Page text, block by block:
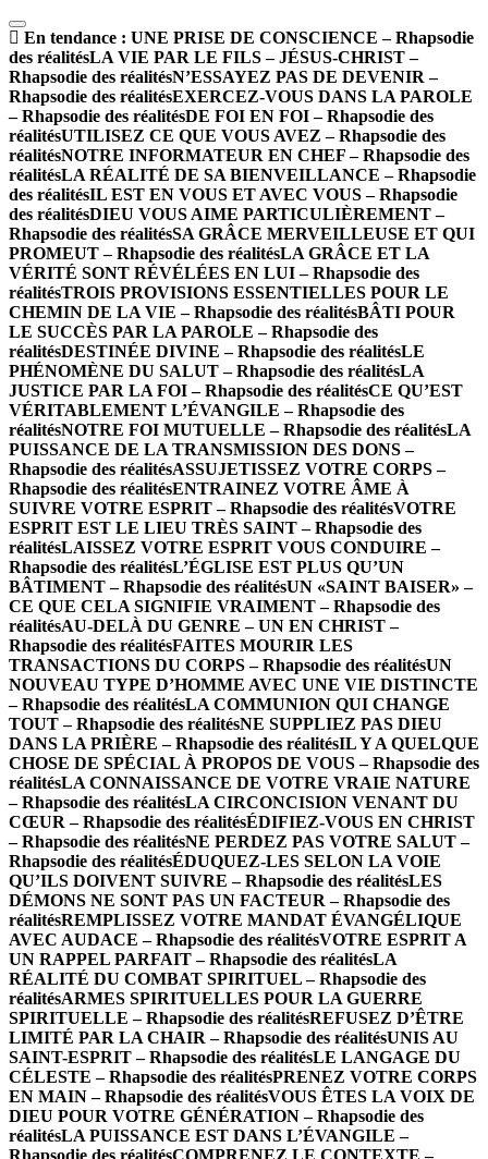
En tendance : UNE PRISE DE CONSCIENCE – Rhapsodie
des réalitésLA VIE PAR LE FILS – JÉSUS-CHRIST –
Rhapsodie des réalitésN’ESSAYEZ PAS DE DEVENIR –
Rhapsodie des réalitésEXERCEZ-VOUS DANS LA PAROLE
– Rhapsodie des réalitésDE FOI EN FOI – Rhapsodie des
réalitésUTILISEZ CE QUE VOUS AVEZ – Rhapsodie des
réalitésNOTRE INFORMATEUR EN CHEF – Rhapsodie des
réalitésLA RÉALITÉ DE SA BIENVEILLANCE – Rhapsodie
des réalitésIL EST EN VOUS ET AVEC VOUS – Rhapsodie
des réalitésDIEU VOUS AIME PARTICULIÈREMENT –
Rhapsodie des réalitésSA GRÂCE MERVEILLEUSE ET QUI
PROMEUT – Rhapsodie des réalitésLA GRÂCE ET LA
VÉRITÉ SONT RÉVÉLÉES EN LUI – Rhapsodie des
réalitésTROIS PROVISIONS ESSENTIELLES POUR LE
CHEMIN DE LA VIE – Rhapsodie des réalitésBÂTI POUR
LE SUCCÈS PAR LA PAROLE – Rhapsodie des
réalitésDESTINÉE DIVINE – Rhapsodie des réalitésLE
PHÉNOMÈNE DU SALUT – Rhapsodie des réalitésLA
JUSTICE PAR LA FOI – Rhapsodie des réalitésCE QU’EST
VÉRITABLEMENT L’ÉVANGILE – Rhapsodie des
réalitésNOTRE FOI MUTUELLE – Rhapsodie des réalitésLA
PUISSANCE DE LA TRANSMISSION DES DONS –
Rhapsodie des réalitésASSUJETISSEZ VOTRE CORPS –
Rhapsodie des réalitésENTRAINEZ VOTRE ÂME À
SUIVRE VOTRE ESPRIT – Rhapsodie des réalitésVOTRE
ESPRIT EST LE LIEU TRÈS SAINT – Rhapsodie des
réalitésLAISSEZ VOTRE ESPRIT VOUS CONDUIRE –
Rhapsodie des réalitésL’ÉGLISE EST PLUS QU’UN
BÂTIMENT – Rhapsodie des réalitésUN «SAINT BAISER» –
CE QUE CELA SIGNIFIE VRAIMENT – Rhapsodie des
réalitésAU-DELÀ DU GENRE – UN EN CHRIST –
Rhapsodie des réalitésFAITES MOURIR LES
TRANSACTIONS DU CORPS – Rhapsodie des réalitésUN
NOUVEAU TYPE D’HOMME AVEC UNE VIE DISTINCTE
– Rhapsodie des réalitésLA COMMUNION QUI CHANGE
TOUT – Rhapsodie des réalitésNE SUPPLIEZ PAS DIEU
DANS LA PRIÈRE – Rhapsodie des réalitésIL Y A QUELQUE
CHOSE DE SPÉCIAL À PROPOS DE VOUS – Rhapsodie des
réalitésLA CONNAISSANCE DE VOTRE VRAIE NATURE
– Rhapsodie des réalitésLA CIRCONCISION VENANT DU
CŒUR – Rhapsodie des réalitésÉDIFIEZ-VOUS EN CHRIST
– Rhapsodie des réalitésNE PERDEZ PAS VOTRE SALUT –
Rhapsodie des réalitésÉDUQUEZ-LES SELON LA VOIE
QU’ILS DOIVENT SUIVRE – Rhapsodie des réalitésLES
DÉMONS NE SONT PAS UN FACTEUR – Rhapsodie des
réalitésREMPLISSEZ VOTRE MANDAT ÉVANGÉLIQUE
AVEC AUDACE – Rhapsodie des réalitésVOTRE ESPRIT A
UN RAPPEL PARFAIT – Rhapsodie des réalitésLA
RÉALITÉ DU COMBAT SPIRITUEL – Rhapsodie des
réalitésARMES SPIRITUELLES POUR LA GUERRE
SPIRITUELLE – Rhapsodie des réalitésREFUSEZ D’ÊTRE
LIMITÉ PAR LA CHAIR – Rhapsodie des réalitésUNIS AU
SAINT-ESPRIT – Rhapsodie des réalitésLE LANGAGE DU
CÉLESTE – Rhapsodie des réalitésPRENEZ VOTRE CORPS
EN MAIN – Rhapsodie des réalitésVOUS ÊTES LA VOIX DE
DIEU POUR VOTRE GÉNÉRATION – Rhapsodie des
réalitésLA PUISSANCE EST DANS L’ÉVANGILE –
Rhapsodie des réalitésCOMPRENEZ LE CONTEXTE –